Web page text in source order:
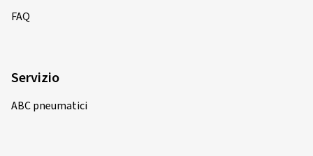
FAQ
Servizio
ABC pneumatici